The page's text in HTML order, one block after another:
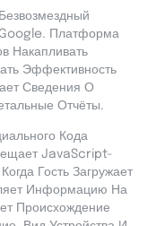
Платформа
Накапливать
Эффективность
Сведения О
Отчёты.
Кода
JavaScript-
Гость Загружает
Информацию На
Происхождение